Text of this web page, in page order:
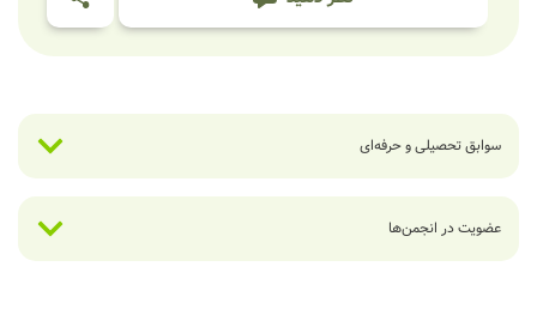
سوابق تحصیلی و حرفه‌ای
عضویت در انجمن‌ها